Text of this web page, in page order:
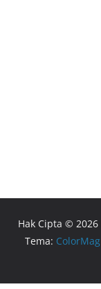
Hak Cipta © 2026
Tema: ColorMag